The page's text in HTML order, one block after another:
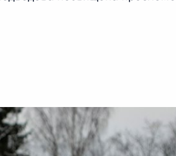
наук
директору Службы
Кремлёвский дворец